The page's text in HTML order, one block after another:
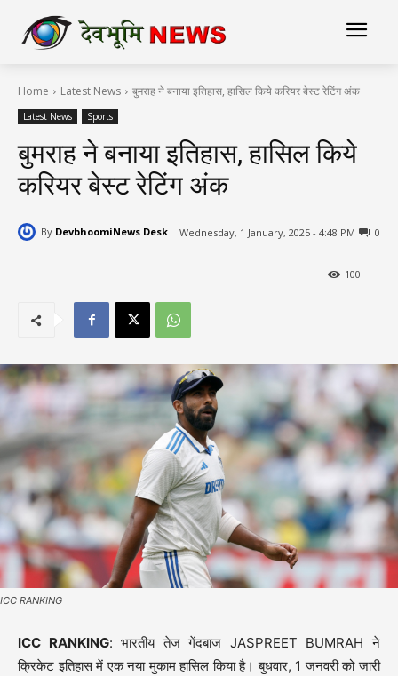
Home Latest News बुमराह ने बनाया इतिहास, हासिल किये करियर बेस्ट रेटिंग अंक
Latest News Sports
बुमराह ने बनाया इतिहास, हासिल किये
करियर बेस्ट रेटिंग अंक
By DevbhoomiNews Desk Wednesday, 1 January, 2025 - 4:48 PM 0
100
ICC RANKING
ICC RANKING: भारतीय तेज गेंदबाज JASPREET BUMRAH ने
क्रिकेट इतिहास में एक नया मुकाम हासिल किया है। बुधवार, 1 जनवरी को जारी